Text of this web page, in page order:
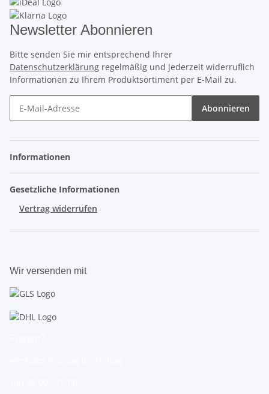
Newsletter Abonnieren
Bitte senden Sie mir entsprechend Ihrer
Datenschutzerklärung regelmäßig und jederzeit widerruflich
Informationen zu Ihrem Produktsortiment per E-Mail zu.
Abonnieren
Informationen
Gesetzliche Informationen
Vertrag widerrufen
Wir versenden mit